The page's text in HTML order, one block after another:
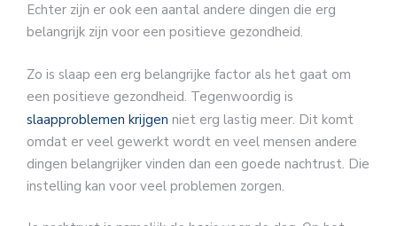
Echter zijn er ook een aantal andere dingen die erg
belangrijk zijn voor een positieve gezondheid.
Zo is slaap een erg belangrijke factor als het gaat om
een positieve gezondheid. Tegenwoordig is
slaapproblemen krijgen niet erg lastig meer. Dit komt
omdat er veel gewerkt wordt en veel mensen andere
dingen belangrijker vinden dan een goede nachtrust. Die
instelling kan voor veel problemen zorgen.